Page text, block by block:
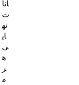
انا
ت
نه
ای
ی
ه
ر
م